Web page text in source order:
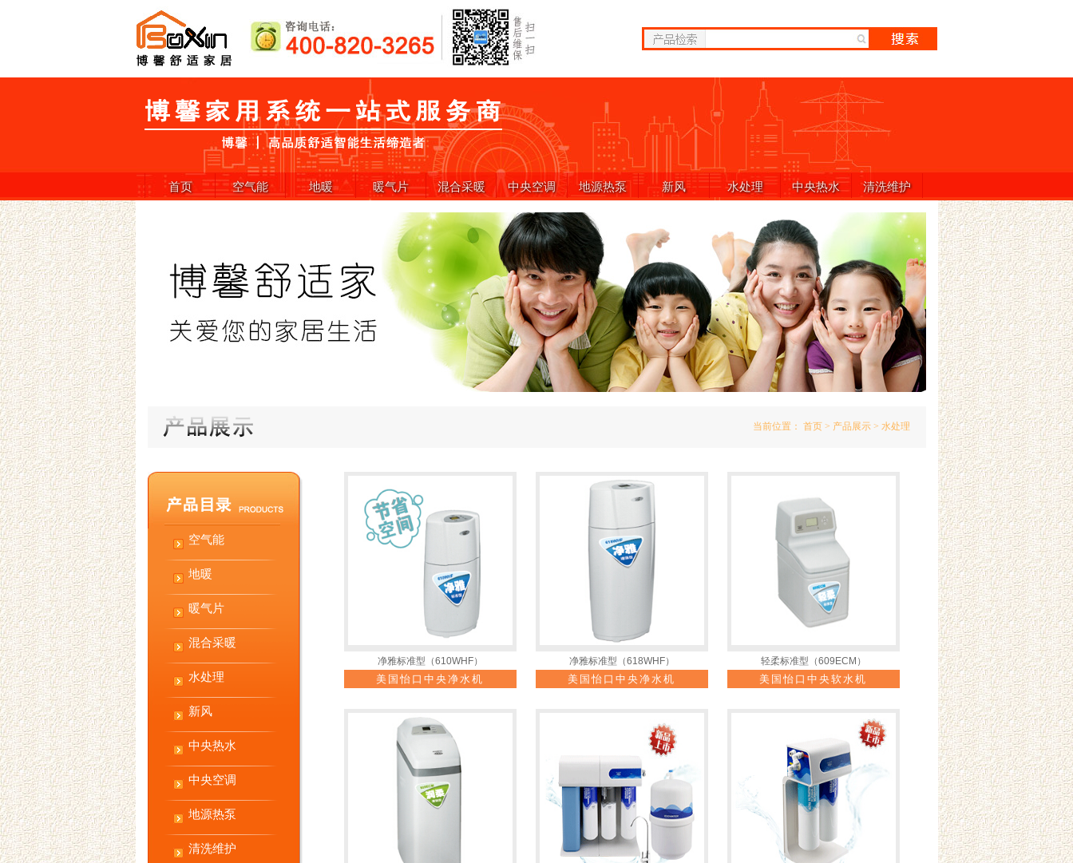
首页 空气能 地暖 暖气片 混合采暖 中央空调 地源热泵 新风 水处理 中央热水 清洗维护
当前位置： 首页> 产品展示> 水处理
空气能
地暖
暖气片
混合采暖
水处理
新风
中央热水
中央空调
地源热泵
清洗维护
净雅标准型（610WHF）
美国怡口中央净水机
净雅标准型（618WHF）
美国怡口中央净水机
轻柔标准型（609ECM）
美国怡口中央软水机